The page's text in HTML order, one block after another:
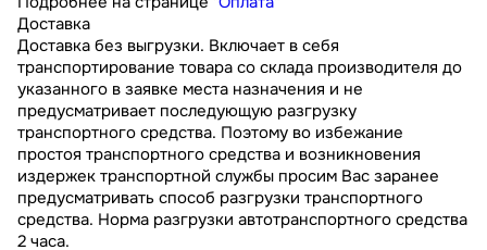
Доставка
Доставка без выгрузки. Включает в себя
транспортирование товара со склада производителя до
указанного в заявке места назначения и не
предусматривает последующую разгрузку
транспортного средства. Поэтому во избежание
простоя транспортного средства и возникновения
издержек транспортной службы просим Вас заранее
предусматривать способ разгрузки транспортного
средства. Норма разгрузки автотранспортного средства
2 часа.